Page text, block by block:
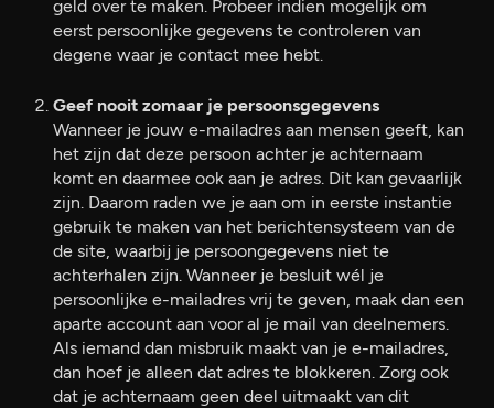
geld over te maken. Probeer indien mogelijk om
eerst persoonlijke gegevens te controleren van
degene waar je contact mee hebt.
Geef nooit zomaar je persoonsgegevens
Wanneer je jouw e-mailadres aan mensen geeft, kan
het zijn dat deze persoon achter je achternaam
komt en daarmee ook aan je adres. Dit kan gevaarlijk
zijn. Daarom raden we je aan om in eerste instantie
gebruik te maken van het berichtensysteem van de
de site, waarbij je persoongegevens niet te
achterhalen zijn. Wanneer je besluit wél je
persoonlijke e-mailadres vrij te geven, maak dan een
aparte account aan voor al je mail van deelnemers.
Als iemand dan misbruik maakt van je e-mailadres,
dan hoef je alleen dat adres te blokkeren. Zorg ook
dat je achternaam geen deel uitmaakt van dit